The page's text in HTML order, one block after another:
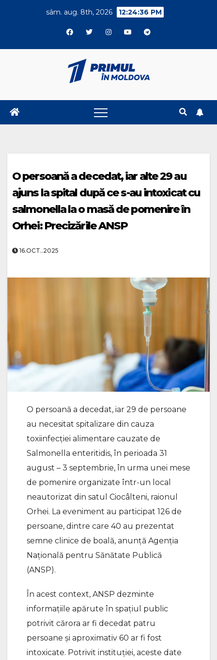
sâm. aug. 8th, 2026 12:24:37 PM
O persoană a decedat, iar alte 29 au
ajuns la spital după ce s-au intoxicat cu
salmonella la o masă de pomenire în
Orhei: Precizările ANSP
16.OCT..2025
O persoană a decedat, iar 29 de persoane
au necesitat spitalizare din cauza
toxiinfecției alimentare cauzate de
Salmonella enteritidis, în perioada 31
august – 3 septembrie, în urma unei mese
de pomenire organizate într-un local
neautorizat din satul Ciocâlteni, raionul
Orhei. La eveniment au participat 126 de
persoane, dintre care 40 au prezentat
semne clinice de boală, anunță Agenția
Națională pentru Sănătate Publică
(ANSP).
În acest context, ANSP dezminte
informațiile apărute în spațiul public
potrivit cărora ar fi decedat patru
persoane și aproximativ 60 ar fi fost
intoxicate. Potrivit instituției, aceste date